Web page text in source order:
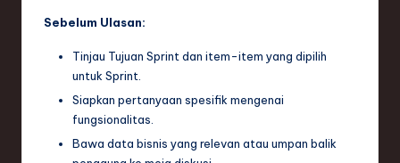
Sebelum Ulasan:
Tinjau Tujuan Sprint dan item-item yang dipilih
untuk Sprint.
Siapkan pertanyaan spesifik mengenai
fungsionalitas.
Bawa data bisnis yang relevan atau umpan balik